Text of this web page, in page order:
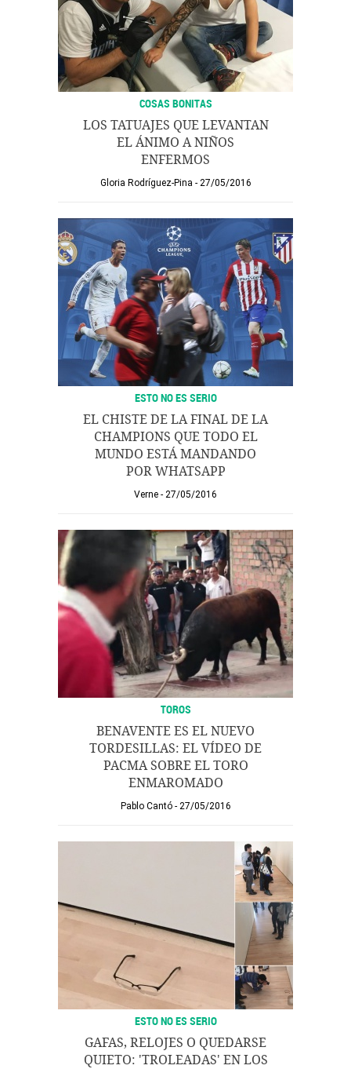
COSAS BONITAS
LOS TATUAJES QUE LEVANTAN
EL ÁNIMO A NIÑOS
ENFERMOS
Gloria Rodríguez-Pina 27/05/2016
ESTO NO ES SERIO
EL CHISTE DE LA FINAL DE LA
CHAMPIONS QUE TODO EL
MUNDO ESTÁ MANDANDO
POR WHATSAPP
Verne 27/05/2016
TOROS
BENAVENTE ES EL NUEVO
TORDESILLAS: EL VÍDEO DE
PACMA SOBRE EL TORO
ENMAROMADO
Pablo Cantó 27/05/2016
ESTO NO ES SERIO
GAFAS, RELOJES O QUEDARSE
QUIETO: 'TROLEADAS' EN LOS